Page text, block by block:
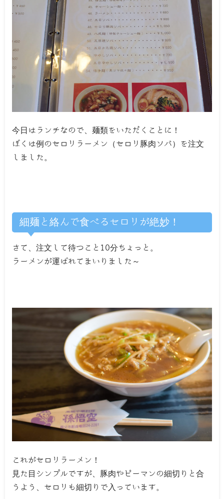
今日はランチなので、麺類をいただくことに！
ぼくは例のセロリラーメン（セロリ豚肉ソバ）を注文
しました。
細麺と絡んで食べるセロリが絶妙！
さて、注文して待つこと10分ちょっと。
ラーメンが運ばれてまいりました～
これがセロリラーメン！
見た目シンプルですが、豚肉やピーマンの細切りと合
うよう、セロリも細切りで入っています。